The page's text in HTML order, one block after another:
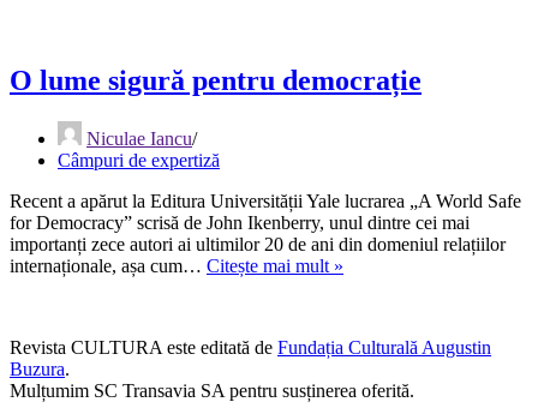
O lume sigură pentru democrație
Niculae Iancu
Câmpuri de expertiză
Recent a apărut la Editura Universității Yale lucrarea „A World Safe
for Democracy” scrisă de John Ikenberry, unul dintre cei mai
importanți zece autori ai ultimilor 20 de ani din domeniul relațiilor
internaționale, așa cum… Citește mai mult »
democrație
Revista CULTURA este editată de Fundația Culturală Augustin
Buzura.
Mulțumim SC Transavia SA pentru susținerea oferită.